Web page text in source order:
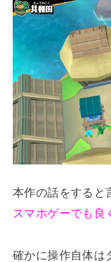
本作の話をすると
スマホゲーでも良
確かに操作自体は